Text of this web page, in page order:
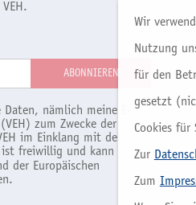
nämlich meine E-
zum Zwecke der
im Einklang mit der
ist freiwillig und kann
der Europäischen
Wir
Nutzung
für den
gesetzt
Cookies für
Zur
Zum